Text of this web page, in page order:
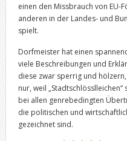
einen den Missbrauch von EU-
anderen in der Landes- und
spielt.
Dorfmeister hat einen
viele Beschreibungen und
diese zwar sperrig und
nur, weil
bei allen genrebedingten
die politischen und
gezeichnet sind.